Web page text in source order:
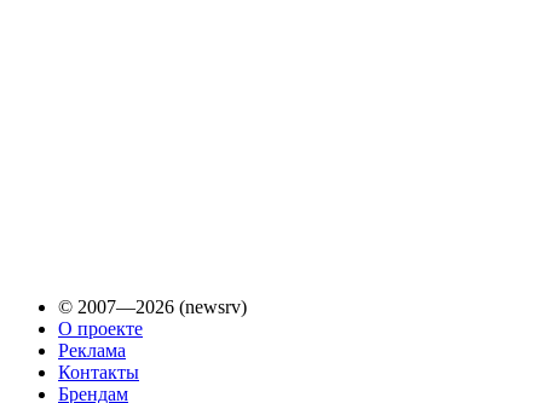
© 2007—2026 (newsrv)
О проекте
Реклама
Контакты
Брендам